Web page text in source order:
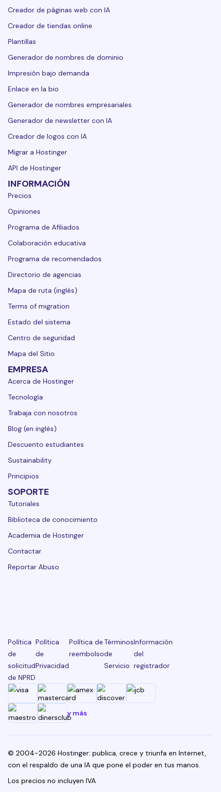
Creador de páginas web con IA
Creador de tiendas online
Plantillas
Generador de nombres de dominio
Impresión bajo demanda
Enlace en la bio
Generador de nombres empresariales
Generador de newsletter con IA
Creador de logos con IA
Migrar a Hostinger
API de Hostinger
INFORMACIÓN
Precios
Opiniones
Programa de Afiliados
Colaboración educativa
Programa de recomendados
Directorio de agencias
Mapa de ruta (inglés)
Terms of migration
Estado del sistema
Centro de seguridad
Mapa del Sitio
EMPRESA
Acerca de Hostinger
Tecnología
Trabaja con nosotros
Blog (en inglés)
Descuento estudiantes
Sustainability
Principios
SOPORTE
Tutoriales
Biblioteca de conocimiento
Academia de Hostinger
Contactar
Reportar Abuso
Política
de
solicitud
de NPRD
Política
de
Privacidad
Política de
reembolso
Términos
de
Servicio
Información
del
registrador
y más
© 2004-2026 Hostinger: publica, crece y triunfa en Internet,
con el respaldo de una IA que pone el poder en tus manos.
Los precios no incluyen IVA